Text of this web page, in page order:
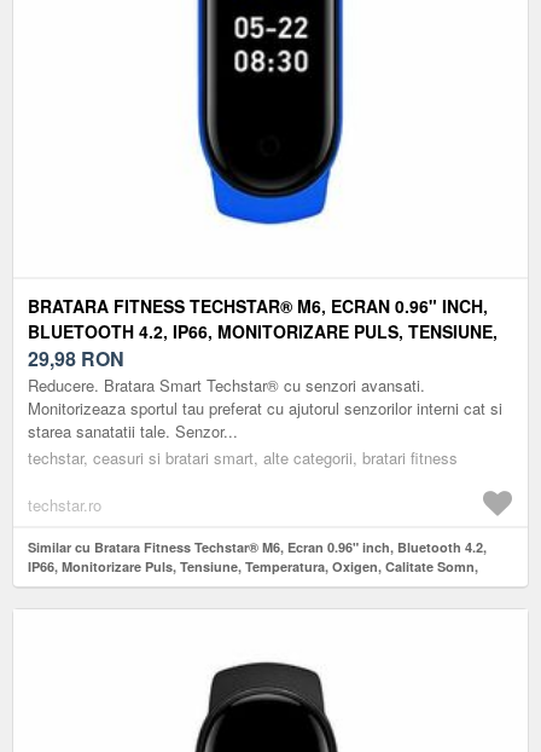
BRATARA FITNESS TECHSTAR® M6, ECRAN 0.96" INCH,
BLUETOOTH 4.2, IP66, MONITORIZARE PULS, TENSIUNE,
TEMPERATURA, OXIGEN, CALITATE SOMN, ALBASTRU
29,98 RON
Reducere. Bratara Smart Techstar® cu senzori avansati.
Monitorizeaza sportul tau preferat cu ajutorul senzorilor interni cat si
starea sanatatii tale. Senzor...
techstar, ceasuri si bratari smart, alte categorii, bratari fitness
techstar.ro
Similar cu Bratara Fitness Techstar® M6, Ecran 0.96" inch, Bluetooth 4.2,
IP66, Monitorizare Puls, Tensiune, Temperatura, Oxigen, Calitate Somn,
Albastru